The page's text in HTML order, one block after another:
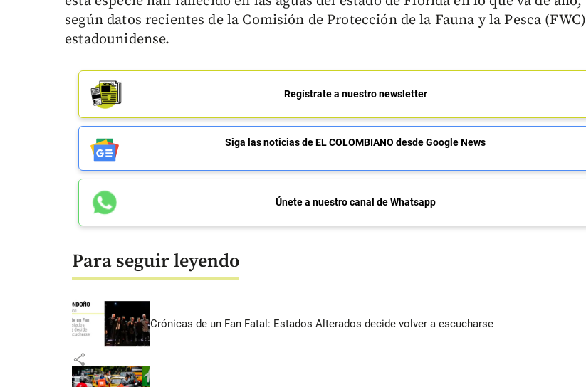
según datos recientes de la Comisión de Protección de la Fauna y la Pesca (FWC)
estadounidense.
Regístrate a nuestro newsletter
Siga las noticias de EL COLOMBIANO desde Google News
Únete a nuestro canal de Whatsapp
Para seguir leyendo
Crónicas de un Fan Fatal: Estados Alterados decide volver a escucharse
share